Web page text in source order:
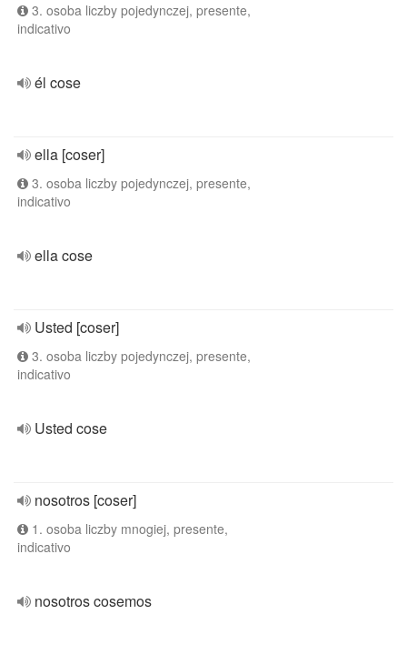
3. osoba liczby pojedynczej, presente,
indicativo
él cose
ella [coser]
3. osoba liczby pojedynczej, presente,
indicativo
ella cose
Usted [coser]
3. osoba liczby pojedynczej, presente,
indicativo
Usted cose
nosotros [coser]
1. osoba liczby mnogiej, presente,
indicativo
nosotros cosemos